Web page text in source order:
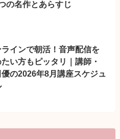
の名作とあらすじ
ラインで朝活！音声配信を
い方もピッタリ｜講師・
の2026年8月講座スケジュ